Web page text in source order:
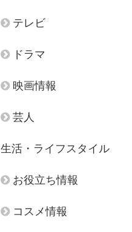
テレビ
ドラマ
映画情報
芸人
生活・ライフスタイル
お役立ち情報
コスメ情報